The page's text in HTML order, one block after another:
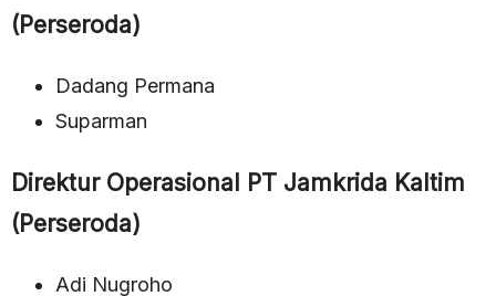
(Perseroda)
Dadang Permana
Suparman
Direktur Operasional PT Jamkrida Kaltim
(Perseroda)
Adi Nugroho